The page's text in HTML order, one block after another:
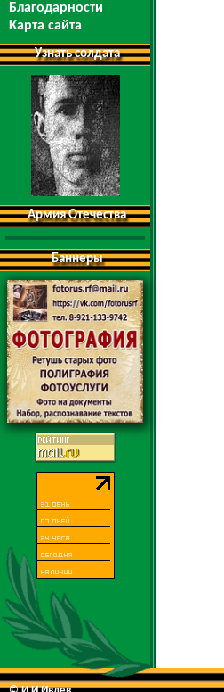
Благодарности
Карта сайта
Узнать солдата
Армия Отечества
Баннеры